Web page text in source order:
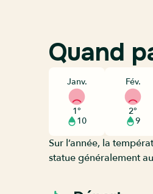
Quand
Janv.
1°
10
Fév.
2°
9
Sur l’année, la
statue généralement
des hivers froids et